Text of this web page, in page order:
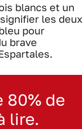
blancs et un
les deux
pour
brave
80% de
lire.